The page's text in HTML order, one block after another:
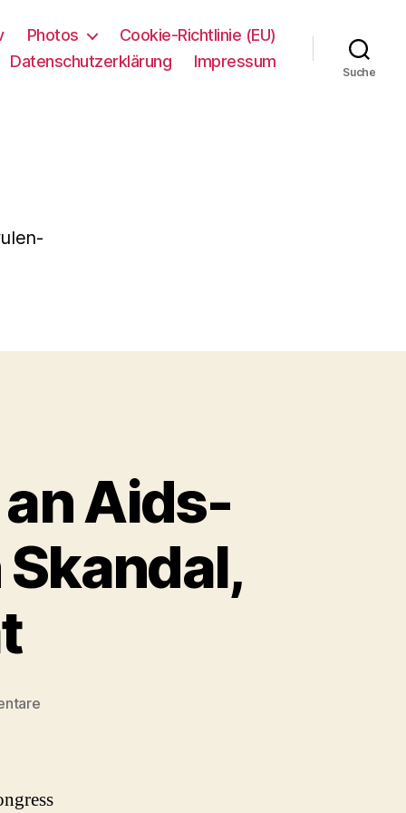
Photos
Cookie-Richtlinie (EU)
Datenschutzerklärung
Impressum
Suche
Aids-
zu